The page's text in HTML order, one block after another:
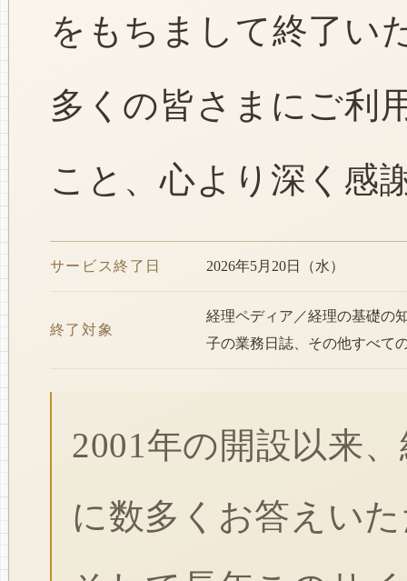
をもちまして終了い
多くの皆さまにご利
こと、心より深く感
サービス終了日 2026年5月20日（水）
終了対象
経理ペディア／経理の基礎の
子の業務日誌、その他すべて
2001年の開設以来
に数多くお答えい